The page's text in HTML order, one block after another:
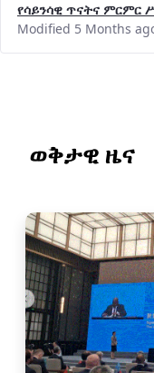
የሳይንሳዊ ጥናትና
Modified 5 Months
ወቅታዊ ዜና